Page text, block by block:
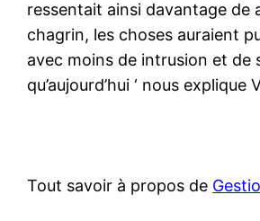
ressentait ainsi davantage de
chagrin, les choses auraient
avec moins de intrusion et de
qu’aujourd’hui ‘ nous explique
Tout savoir à propos de